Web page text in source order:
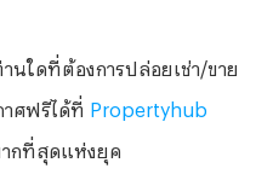
ใดที่ต้องการปล่อยเช่า/ขาย
าศฟรีได้ที่ Propertyhub
ากที่สุดแห่งยุค